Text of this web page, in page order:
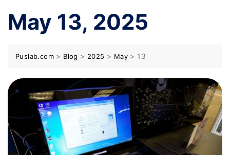
May 13, 2025
Puslab.com > Blog > 2025 > May > 13